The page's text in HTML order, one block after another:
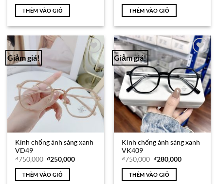
là:
₫750,000.
THÊM VÀO GIỎ
là:
₫750,000.
THÊM VÀO GIỎ
Giảm giá!
Add to
Wishlist
Kính chống ánh sáng xanh
VD49
₫750,000 Giá
là:
₫750,000.
₫250,000Giá
THÊM VÀO GIỎ
Giảm giá!
Add to
Wishlist
Kính chống ánh sáng xanh
VK409
₫750,000 Giá
là:
₫750,000.
₫280,000Giá
THÊM VÀO GIỎ